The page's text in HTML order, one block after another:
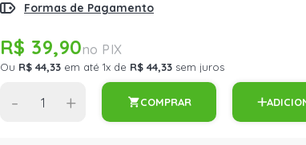
Formas de Pagamento
R$ 39,90
Ou R$ 44,33 em até 1x de R$ 44,33 sem juros
- + COMPRAR